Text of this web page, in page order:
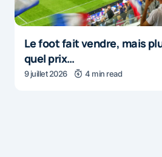
Le foot fait vendre, mais
quel prix…
9 juillet 2026 4 min read